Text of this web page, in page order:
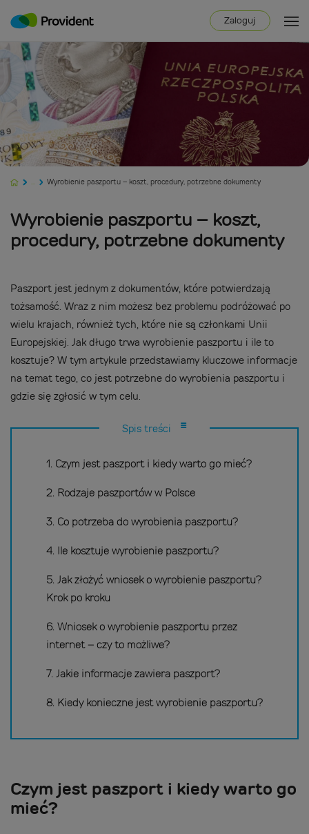
Zaloguj
... Wyrobienie paszportu – koszt, procedury, potrzebne dokumenty
Wyrobienie paszportu – koszt,
procedury, potrzebne dokumenty
Paszport jest jednym z dokumentów, które potwierdzają
tożsamość. Wraz z nim możesz bez problemu podróżować po
wielu krajach, również tych, które nie są członkami Unii
Europejskiej. Jak długo trwa wyrobienie paszportu i ile to
kosztuje? W tym artykule przedstawiamy kluczowe informacje
na temat tego, co jest potrzebne do wyrobienia paszportu i
gdzie się zgłosić w tym celu.
Spis treści
1. Czym jest paszport i kiedy warto go mieć?
2. Rodzaje paszportów w Polsce
3. Co potrzeba do wyrobienia paszportu?
4. Ile kosztuje wyrobienie paszportu?
5. Jak złożyć wniosek o wyrobienie paszportu?
Krok po kroku
6. Wniosek o wyrobienie paszportu przez
internet – czy to możliwe?
7. Jakie informacje zawiera paszport?
8. Kiedy konieczne jest wyrobienie paszportu?
Czym jest paszport i kiedy warto go
mieć?